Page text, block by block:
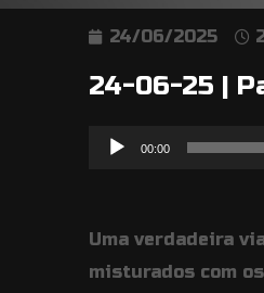
24/06/2025
24-06-25 |
Reprodutor
00:00
Uma verdadeira
misturados com